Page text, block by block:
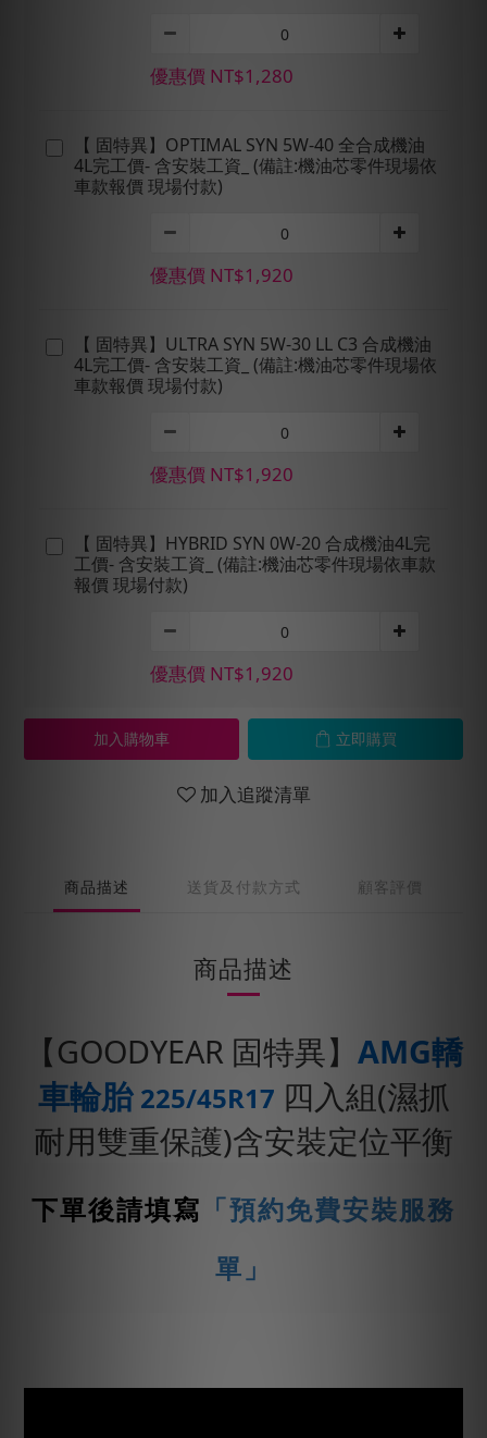
優惠價 NT$1,280
【 固特異】OPTIMAL SYN 5W-40 全合成機油
4L完工價- 含安裝工資_ (備註:機油芯零件現場依
車款報價 現場付款)
優惠價 NT$1,920
【 固特異】ULTRA SYN 5W-30 LL C3 合成機油
4L完工價- 含安裝工資_ (備註:機油芯零件現場依
車款報價 現場付款)
優惠價 NT$1,920
【 固特異】HYBRID SYN 0W-20 合成機油4L完
工價- 含安裝工資_ (備註:機油芯零件現場依車款
報價 現場付款)
優惠價 NT$1,920
加入購物車 立即購買
加入追蹤清單
商品描述 送貨及付款方式 顧客評價
商品描述
【GOODYEAR 固特異】 AMG轎
車輪胎 225/45R17 四入組(濕抓
耐用雙重保護)含安裝定位平衡
下單後請填寫 「預約免費安裝服務
單」